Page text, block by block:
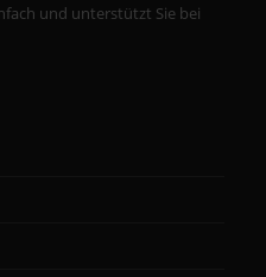
und unterstützt Sie bei